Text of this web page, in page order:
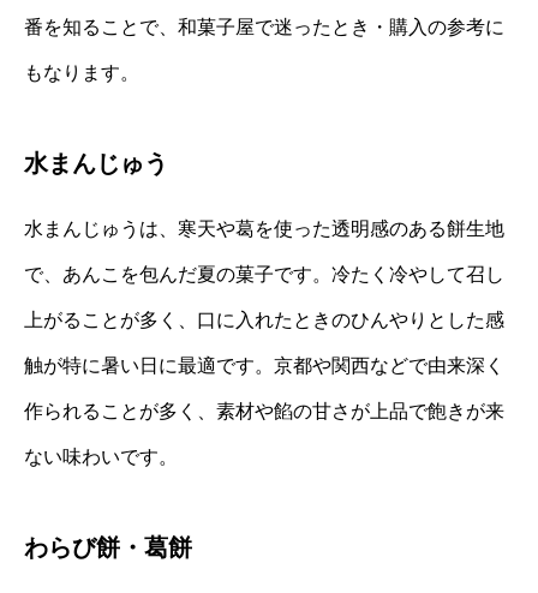
番を知ることで、和菓子屋で迷ったとき・購入の参考に
もなります。
水まんじゅう
水まんじゅうは、寒天や葛を使った透明感のある餅生地
で、あんこを包んだ夏の菓子です。冷たく冷やして召し
上がることが多く、口に入れたときのひんやりとした感
触が特に暑い日に最適です。京都や関西などで由来深く
作られることが多く、素材や餡の甘さが上品で飽きが来
ない味わいです。
わらび餅・葛餅